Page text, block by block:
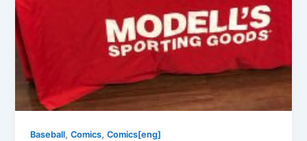
Baseball,Comics,Comics[eng]